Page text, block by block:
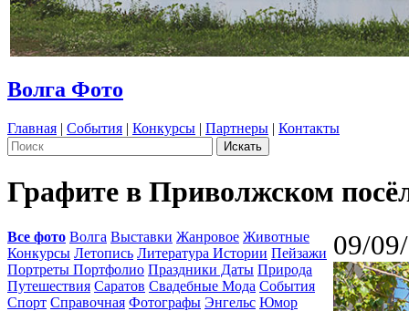
Волга Фото
Главная | События | Конкурсы | Партнеры | Контакты
Графите в Приволжском
Все фото Волга Выставки Жанровое Животные
Конкурсы Летопись Литература Истории Пейзажи
Портреты Портфолио Праздники Даты Природа
Путешествия Саратов Свадебные Мода События
Спорт Справочная Фотографы Энгельс Юмор
09/